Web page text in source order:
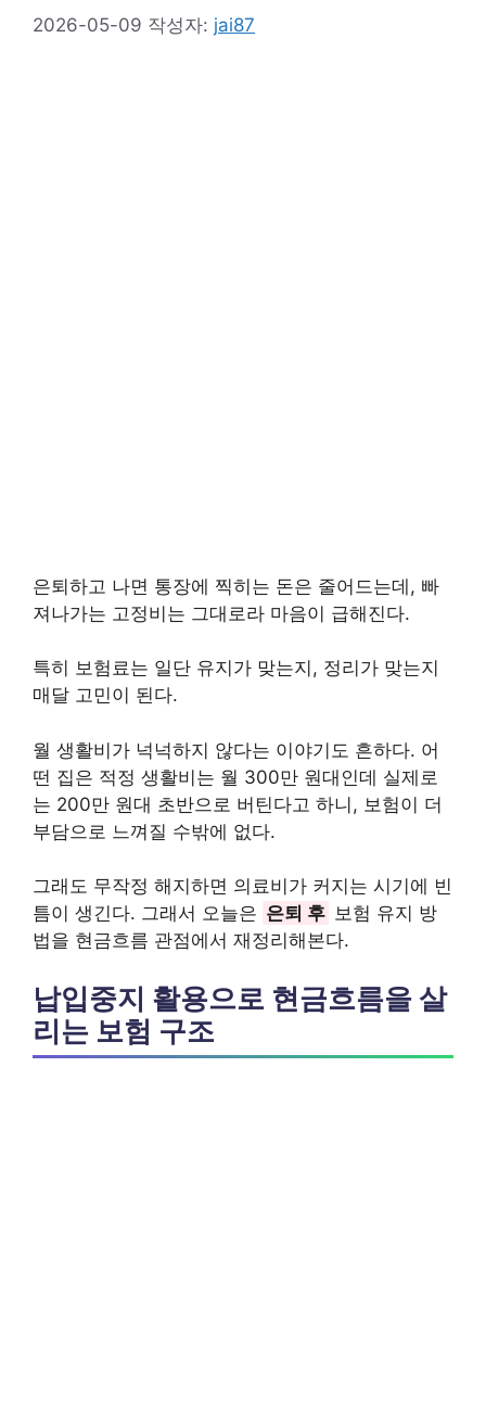
2026-05-09 작성자: jai87
은퇴하고 나면 통장에 찍히는 돈은 줄어드는데, 빠
져나가는 고정비는 그대로라 마음이 급해진다.
특히 보험료는 일단 유지가 맞는지, 정리가 맞는지
매달 고민이 된다.
월 생활비가 넉넉하지 않다는 이야기도 흔하다. 어
떤 집은 적정 생활비는 월 300만 원대인데 실제로
는 200만 원대 초반으로 버틴다고 하니, 보험이 더
부담으로 느껴질 수밖에 없다.
그래도 무작정 해지하면 의료비가 커지는 시기에 빈
틈이 생긴다. 그래서 오늘은 은퇴 후 보험 유지 방
법을 현금흐름 관점에서 재정리해본다.
납입중지 활용으로 현금흐름을 살
리는 보험 구조